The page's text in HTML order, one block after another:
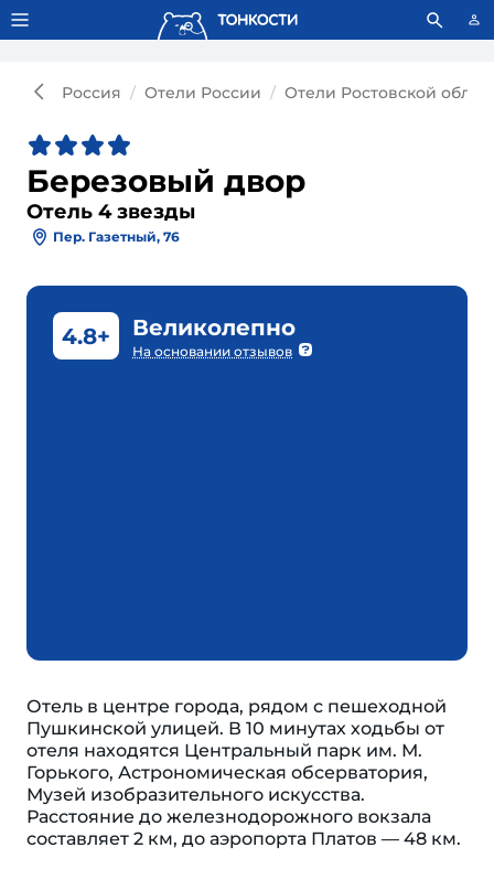
Тонкости используют сookie-файлы. Что это значит?
Россия Отели России Отели Ростовской
Березовый двор
Отель 4 звезды
Пер. Газетный, 76
4.8+ Великолепно
На основании отзывов
Отель в центре города, рядом с пешеходной
Пушкинской улицей. В 10 минутах ходьбы от
отеля находятся Центральный парк им. М.
Горького, Астрономическая обсерватория,
Музей изобразительного искусства.
Расстояние до железнодорожного вокзала
составляет 2 км, до аэропорта Платов — 48 км.